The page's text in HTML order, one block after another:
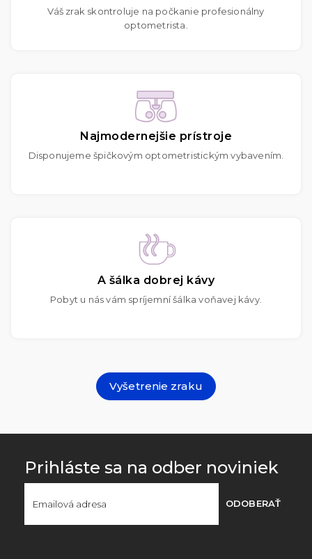
Váš zrak skontroluje na počkanie profesionálny
optometrista.
Najmodernejšie prístroje
Disponujeme špičkovým optometristickým vybavením.
A šálka dobrej kávy
Pobyt u nás vám spríjemní šálka voňavej kávy.
Vyšetrenie zraku
Prihláste sa na odber noviniek
ODOBERAŤ